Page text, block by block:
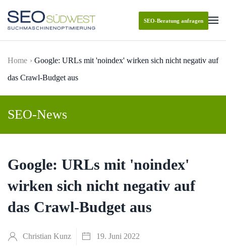
Skip to main content
SEO-Beratung anfragen
Home
Google: URLs mit 'noindex' wirken sich nicht negativ auf
das Crawl-Budget aus
SEO-News
Google: URLs mit 'noindex'
wirken sich nicht negativ auf
das Crawl-Budget aus
Christian Kunz 19. Juni 2022